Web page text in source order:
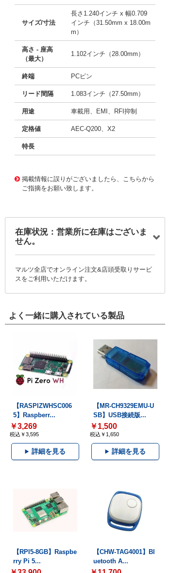
サイズ/寸法
長さ1.240インチ x 幅0.709
インチ（31.50mm x 18.00m
m）
高さ - 座高
（最大）
1.102インチ（28.00mm）
終端 PCピン
リード間隔 1.083インチ（27.50mm）
用途 車載用、EMI、RFI抑制
定格値 AEC-Q200、X2
特長
掲載情報に誤りがございましたら、こちらから
ご指摘をお願い致します。
在庫状況：営業所に在庫はございま
せん。
マルツ全店でオンライン注文&店頭受取りサービ
スをご利用いただけます。
よく一緒に購入されている製品
【RASPIZWHSC006
5】Raspberr...
￥3,269
税込￥3,595
詳細を見る
【MR-CH9329EMU-U
SB】USB接続版...
￥1,500
税込￥1,650
詳細を見る
【RPI5-8GB】Raspbe
rry Pi 5...
【CHW-TAG4001】Bl
uetooth A...